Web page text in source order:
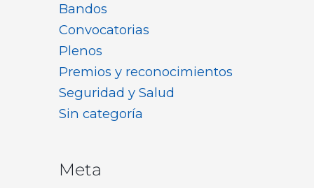
Bandos
Convocatorias
Plenos
Premios y reconocimientos
Seguridad y Salud
Sin categoría
Meta